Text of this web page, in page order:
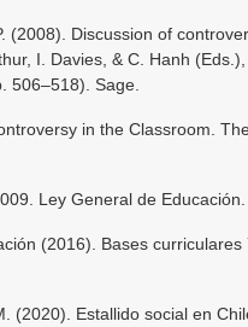
(2008). Discussion of
I. Davies, & C. Hanh
506–518). Sage.
in the Classroom.
Ley General de Educación.
(2016). Bases
(2020). Estallido social en